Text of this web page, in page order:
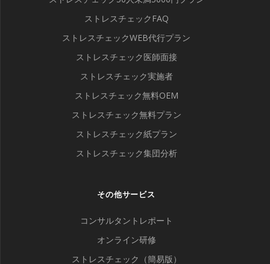
ストレスチェックFAQ
ストレスチェックWEB代行プラン
ストレスチェック医師面接
ストレスチェック実施者
ストレスチェック無料OEM
ストレスチェック無料プラン
ストレスチェック紙プラン
ストレスチェック集団分析
その他サービス
コンサルタントレポート
オンライン研修
ストレスチェック（簡易版）